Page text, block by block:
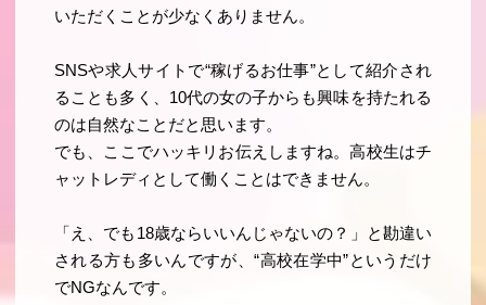
いただくことが少なくありません。
SNSや求人サイトで“稼げるお仕事”として紹介され
ることも多く、10代の女の子からも興味を持たれる
のは自然なことだと思います。
でも、ここでハッキリお伝えしますね。高校生はチ
ャットレディとして働くことはできません。
「え、でも18歳ならいいんじゃないの？」と勘違い
される方も多いんですが、“高校在学中”というだけ
でNGなんです。